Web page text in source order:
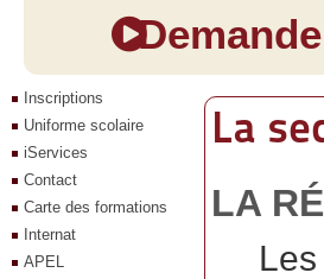
Inscriptions
Uniforme scolaire
iServices
Contact
Carte des formations
Internat
APEL
La
LA